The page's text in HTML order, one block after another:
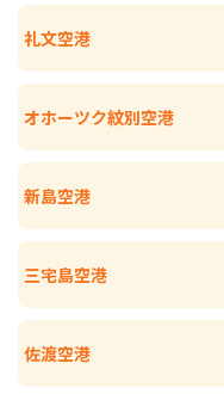
礼文空港
オホーツク紋別空港
新島空港
三宅島空港
佐渡空港